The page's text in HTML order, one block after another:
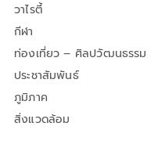
วาไรตี้
กีฬา
ท่องเที่ยว – ศิลปวัฒนธรรม
ประชาสัมพันธ์
ภูมิภาค
สิ่งแวดล้อม